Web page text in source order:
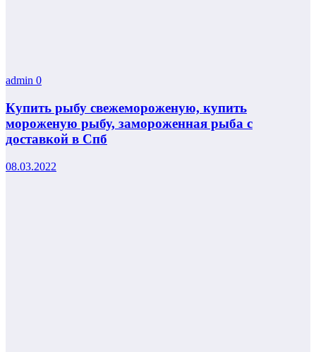
admin 0
Купить рыбу свежемороженую, купить
мороженую рыбу, замороженная рыба с
доставкой в Спб
08.03.2022